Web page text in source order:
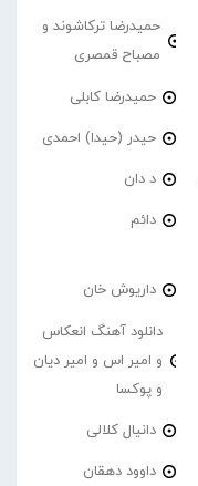
حمیدرضا ترکاشوند و
مصباح قمصری
حمیدرضا کابلی
حیدر (حیدا) احمدی
د دان
دائم
داریوش خان
دانلود آهنگ انعکاس
و امیر اس و امیر دیان
و پوکسا
دانیال کلالی
داوود دهقان